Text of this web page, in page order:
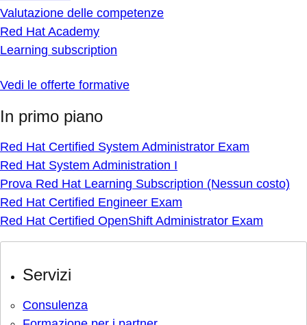
Valutazione delle competenze
Red Hat Academy
Learning subscription
Vedi le offerte formative
In primo piano
Red Hat Certified System Administrator Exam
Red Hat System Administration I
Prova Red Hat Learning Subscription (Nessun costo)
Red Hat Certified Engineer Exam
Red Hat Certified OpenShift Administrator Exam
Servizi
Consulenza